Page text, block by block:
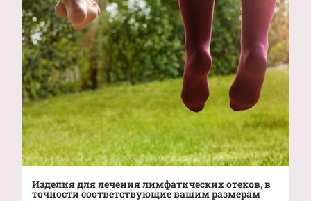
Изделия для лечения лимфатических отеков, в
точности соответствующие вашим размерам